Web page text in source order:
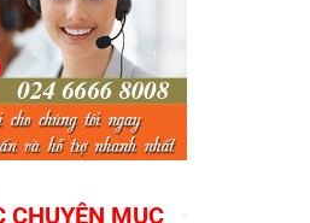
CHUYÊN MỤC